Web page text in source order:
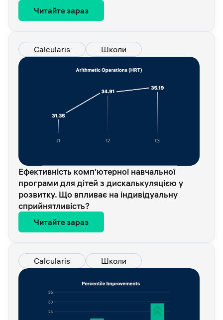
Читайте зараз
Calcularis Школи
Ефективність комп'ютерної навчальної
програми для дітей з дискалькуляцією у
розвитку. Що впливає на індивідуальну
сприйнятливість?
Читайте зараз
Calcularis Школи